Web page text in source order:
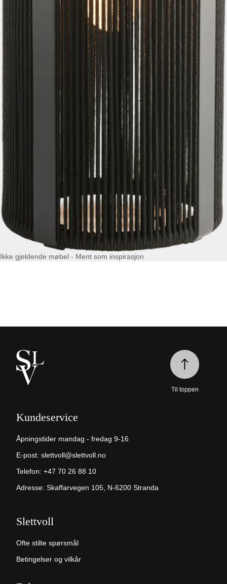
Ikke gjeldende møbel - Ment som inspirasjon
Kundeservice
Åpningstider mandag - fredag 9-16
E-post: slettvoll@slettvoll.no
Telefon: +47 70 26 88 10
Adresse: Skaffarvegen 105, N-6200 Stranda
Slettvoll
Ofte stilte spørsmål
Betingelser og vilkår
Til toppen